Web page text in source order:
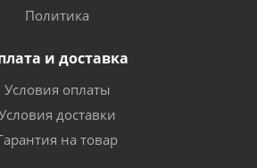
Политика
и доставка
Условия оплаты
доставки
на товар